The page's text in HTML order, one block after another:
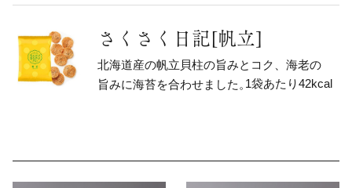
さくさく日記[帆立]
北海道産の帆立貝柱の旨みとコク、海老の
旨みに海苔を合わせました。1袋あたり42kcal